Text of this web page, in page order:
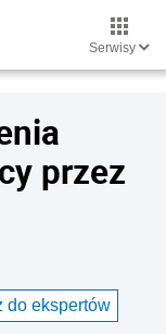
Serwisy
przez
do ekspertów